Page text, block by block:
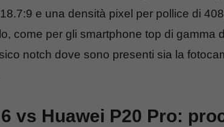
e una densità pixel per pollice di
come per gli smartphone top di gamma
notch dove sono presenti sia la
vs Huawei P20 Pro: